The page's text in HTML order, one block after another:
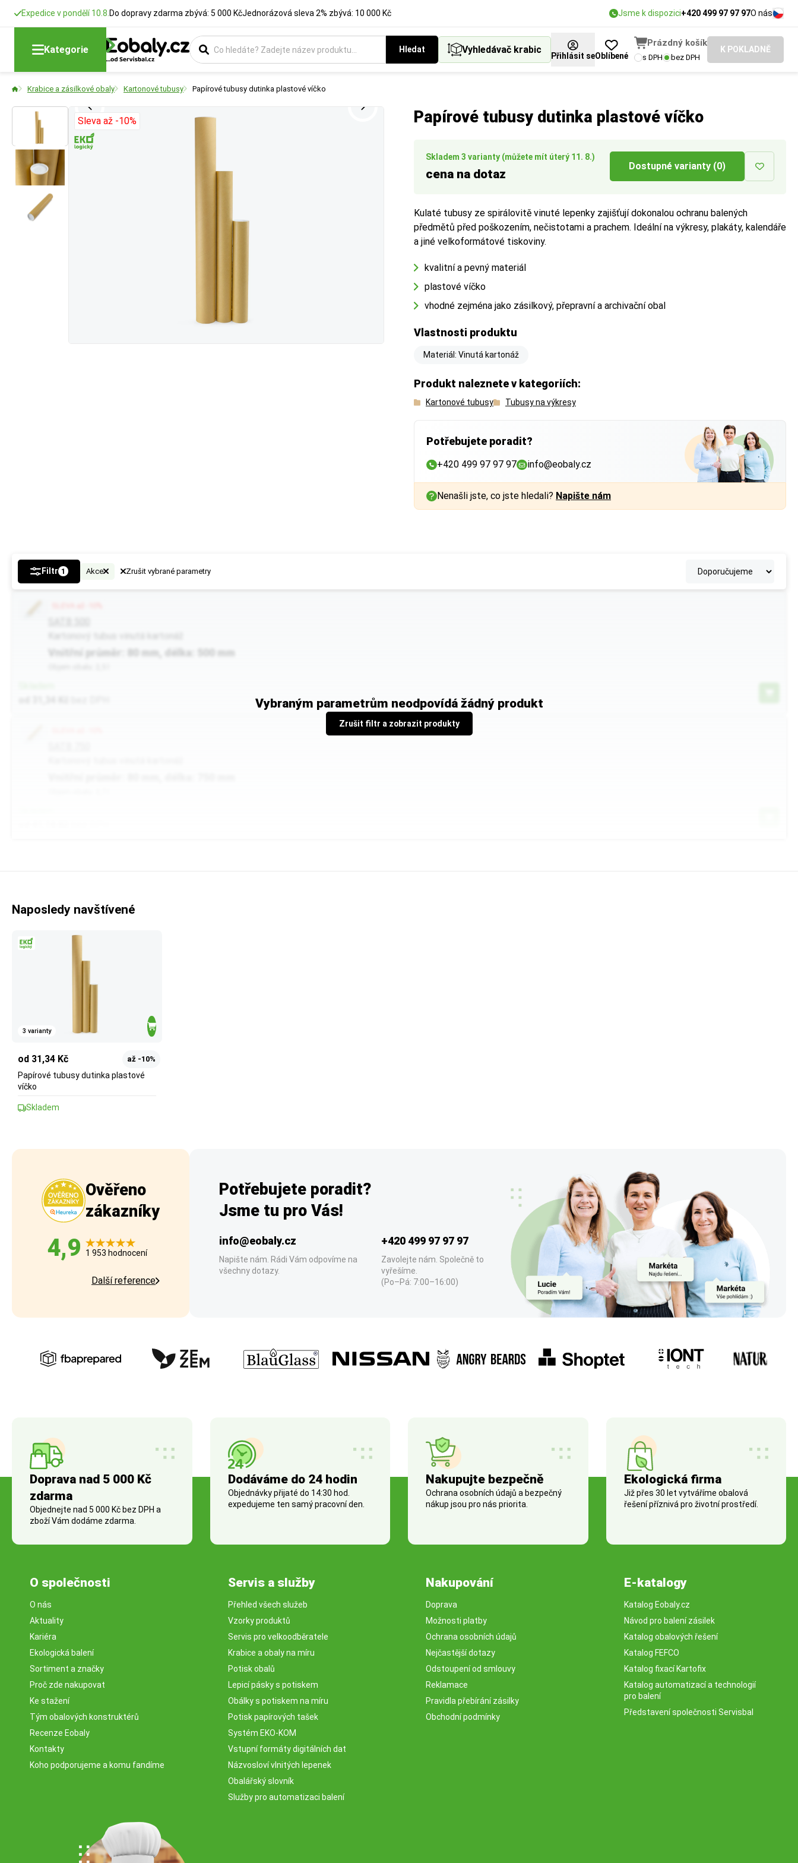
Expedice v pondělí 10.8. Do dopravy zdarma zbývá: 5 000 KčJednorázová sleva 2% zbývá: 10 000 Kč Jsme k dispozici+420 499 97 97 97O nás
Kategorie Hledat Vyhledávač krabic
Přihlásit seOblíbené
Prázdný košík
s DPH bez DPH
K POKLADNĚ
Krabice a zásilkové obaly Kartonové tubusy Papírové tubusy dutinka plastové víčko
Papírové tubusy dutinka plastové víčko
Skladem 3 varianty (můžete mít úterý 11. 8.)
cena na dotaz
Dostupné varianty (0)
Kulaté tubusy ze spirálovitě vinuté lepenky zajišťují dokonalou ochranu balených
předmětů před poškozením, nečistotami a prachem. Ideální na výkresy, plakáty, kalendáře
a jiné velkoformátové tiskoviny.
kvalitní a pevný materiál
plastové víčko
vhodné zejména jako zásilkový, přepravní a archivační obal
Vlastnosti produktu
Materiál: Vinutá kartonáž
Produkt naleznete v kategoriích:
Kartonové tubusy Tubusy na výkresy
Potřebujete poradit?
+420 499 97 97 97 info@eobaly.cz
Nenašli jste, co jste hledali? Napište nám
Sleva až -10%
Filtr 1 Akce Zrušit vybrané parametry
Vybraným parametrům neodpovídá žádný produkt
Zrušit filtr a zobrazit produkty
Vnitřní průměr: 80 mm, délka: 500 mm
Naposledy navštívené
3 varianty
od 31,34 Kč až -10%
Papírové tubusy dutinka plastové
víčko
Skladem
Ověřeno
zákazníky
4,9 1 953 hodnocení
Další reference
Potřebujete poradit?
Jsme tu pro Vás!
info@eobaly.cz
Napište nám. Rádi Vám odpovíme na
všechny dotazy.
+420 499 97 97 97
Zavolejte nám. Společně to
vyřešíme.
(Po–Pá: 7:00–16:00)
Doprava nad 5 000 Kč
zdarma
Objednejte nad 5 000 Kč bez DPH a
zboží Vám dodáme zdarma.
Dodáváme do 24 hodin
Objednávky přijaté do 14:30 hod.
expedujeme ten samý pracovní den.
Nakupujte bezpečně
Ochrana osobních údajů a bezpečný
nákup jsou pro nás priorita.
Ekologická firma
Již přes 30 let vytváříme obalová
řešení příznivá pro životní prostředí.
O společnosti
O nás
Aktuality
Kariéra
Ekologická balení
Sortiment a značky
Proč zde nakupovat
Ke stažení
Tým obalových konstruktérů
Recenze Eobaly
Kontakty
Koho podporujeme a komu fandíme
Servis a služby
Přehled všech služeb
Vzorky produktů
Servis pro velkoodběratele
Krabice a obaly na míru
Potisk obalů
Lepicí pásky s potiskem
Obálky s potiskem na míru
Potisk papírových tašek
Systém EKO-KOM
Vstupní formáty digitálních dat
Názvosloví vlnitých lepenek
Obalářský slovník
Služby pro automatizaci balení
Nakupování
Doprava
Možnosti platby
Ochrana osobních údajů
Nejčastější dotazy
Odstoupení od smlouvy
Reklamace
Pravidla přebírání zásilky
Obchodní podmínky
E-katalogy
Katalog Eobaly.cz
Návod pro balení zásilek
Katalog obalových řešení
Katalog FEFCO
Katalog fixací Kartofix
Katalog automatizací a technologií
pro balení
Představení společnosti Servisbal
Výška
Rozměry krabic
Na obrázku vidíte rozdíl mezi vnějším a vnitřním měřením.
. Důležitý při výběru přepravce (např. Zásilkovna, Balíkovna) nebo
Tip
Formát
Vyberte si produkt podle standardních formátů.
Vnitřní průměr
Nejdůležitější rozměr pro výběr správného obalu.
- Klíčový údaj:
Určuje maximální šířku (průměr) předmětu, který lze do tubusu vložit.